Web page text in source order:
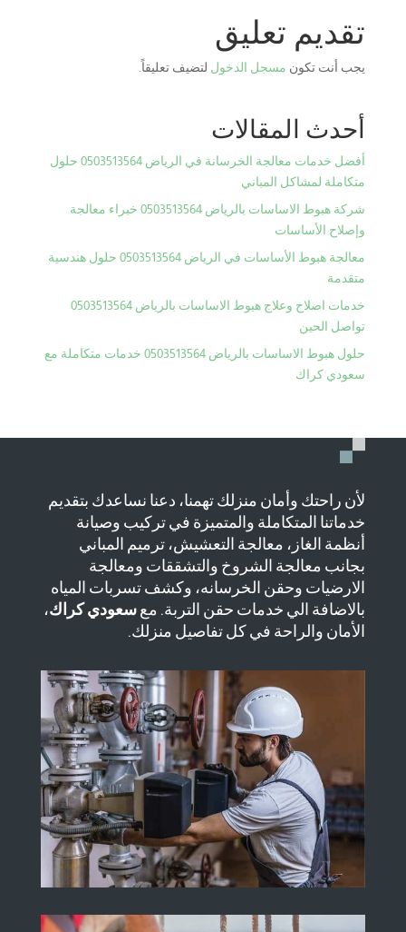
تقديم تعليق
يجب أنت تكون مسجل الدخول لتضيف تعليقاً.
أحدث المقالات
أفضل خدمات معالجة الخرسانة في الرياض 0503513564 حلول
متكاملة لمشاكل المباني
شركة هبوط الاساسات بالرياض 0503513564 خبراء معالجة
وإصلاح الأساسات
معالجة هبوط الأساسات في الرياض 0503513564 حلول هندسية
متقدمة
خدمات اصلاح وعلاج هبوط الاساسات بالرياض 0503513564
تواصل الحين
حلول هبوط الاساسات بالرياض 0503513564 خدمات متكاملة مع
سعودي كراك
لأن راحتك وأمان منزلك تهمنا، دعنا نساعدك بتقديم
خدماتنا المتكاملة والمتميزة في تركيب وصيانة
أنظمة الغاز، معالجة التعشيش، ترميم المباني
بجانب معالجة الشروخ والتشققات ومعالجة
الارضيات وحقن الخرسانه، وكشف تسربات المياه
بالاضافة الي خدمات حقن التربة. مع سعودي كراك،
الأمان والراحة في كل تفاصيل منزلك.